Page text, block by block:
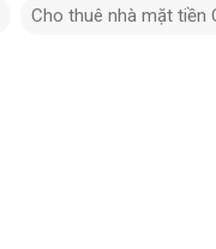
Cho thuê nhà mặt tiền